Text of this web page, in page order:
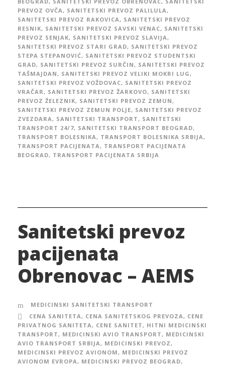
PREVOZ OVČA , SANITETSKI PREVOZ PALILULA ,
SANITETSKI PREVOZ RAKOVICA , SANITETSKI PREVOZ
RESNIK, SANITETSKI PREVOZ SAVSKI VENAC, SANITETSKI
PREVOZ SENJAK, SANITETSKI PREVOZ SLAVIJA ,
SANITETSKI PREVOZ STARI GRAD, SANITETSKI PREVOZ
STEPA STEPANOVIĆ, SANITETSKI PREVOZ STUDENTSKI
GRAD, SANITETSKI PREVOZ SURČIN , SANITETSKI PREVOZ
TAŠMAJDAN , SANITETSKI PREVOZ VELIKI MOKRI LUG ,
SANITETSKI PREVOZ VOŽDOVAC, SANITETSKI PREVOZ
VRAČAR , SANITETSKI PREVOZ ŽARKOVO, SANITETSKI
PREVOZ ŽELEZNIK, SANITETSKI PREVOZ ZEMUN ,
SANITETSKI PREVOZ ZEMUN POLJE, SANITETSKI PREVOZ
ZVEZDARA , SANITETSKI TRANSPORT , SANITETSKI
TRANSPORT 24/7, SANITETSKI TRANSPORT BEOGRAD,
TRANSPORT BOLESNIKA , TRANSPORT BOLESNIKA SRBIJA ,
TRANSPORT PACIJENATA , TRANSPORT PACIJENATA
BEOGRAD, TRANSPORT PACIJENATA SRBIJA
Sanitetski prevoz
pacijenata
Obrenovac – AEMS
MEDICINSKI SANITETSKI TRANSPORT
CENA SANITETA, CENA SANITETSKOG PREVOZA, CENE
PRIVATNOG SANITETA, CENE SANITET, HITNI MEDICINSKI
TRANSPORT, MEDICINSKI AVIO TRANSPORT, MEDICINSKI
AVIO TRANSPORT SRBIJA, MEDICINSKI PREVOZ,
MEDICINSKI PREVOZ AVIONOM, MEDICINSKI PREVOZ
AVIONOM EVROPA, MEDICINSKI PREVOZ BEOGRAD,